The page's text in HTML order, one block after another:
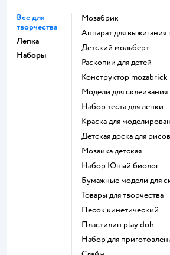
Все для
творчества
Лепка
Наборы
Мозабрик
Аппарат для
Детский мольберт
Раскопки для детей
Конструктор mozabrick
Модели для склеивания
Набор теста для лепки
Краска для
Детская доска для
Мозаика детская
набор Юный биолог
Бумажные модели для
Товары для творчества
Песок кинетический
Пластилин play doh
Набор для